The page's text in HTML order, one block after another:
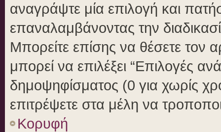
αναγράψτε μία επιλογή και
επαναλαμβάνοντας την
Μπορείτε επίσης να θέσετε τον
μπορεί να επιλέξει “Επιλογές
δημοψηφίσματος (0 για χωρίς
επιτρέψετε στα μέλη να
Κορυφή